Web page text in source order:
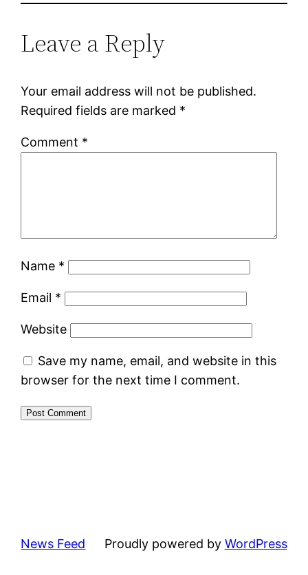
Leave a Reply
Your email address will not be published.
Required fields are marked *
Comment *
Name *
Email *
Website
Save my name, email, and website in this
browser for the next time I comment.
News Feed Proudly powered by WordPress